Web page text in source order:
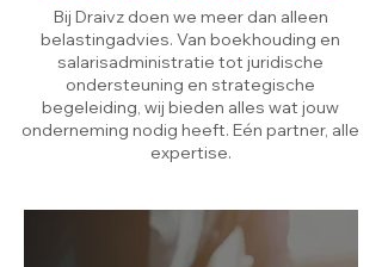
Bij Draivz doen we meer dan alleen
belastingadvies. Van boekhouding en
salarisadministratie tot juridische
ondersteuning en strategische
begeleiding, wij bieden alles wat jouw
onderneming nodig heeft. Eén partner, alle
expertise.